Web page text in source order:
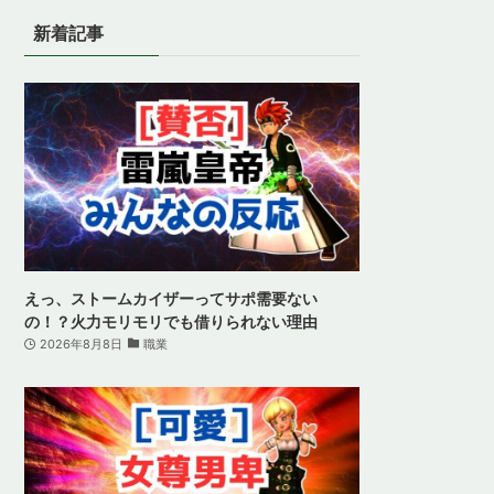
新着記事
えっ、ストームカイザーってサポ需要ない
の！？火力モリモリでも借りられない理由
2026年8月8日 職業